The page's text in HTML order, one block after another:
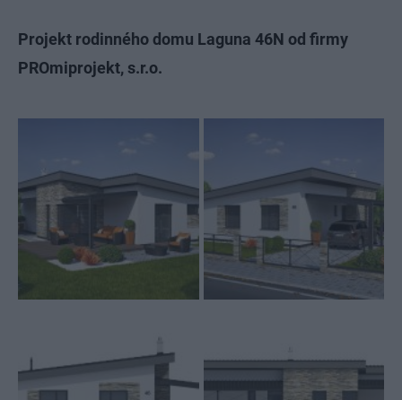
Projekt rodinného domu Laguna 46N od firmy
PROmiprojekt, s.r.o.